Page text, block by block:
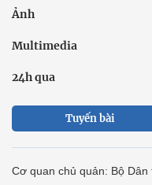
Ảnh
Multimedia
24h qua
Tuyến bài
Cơ quan chủ quản: Bộ Dân